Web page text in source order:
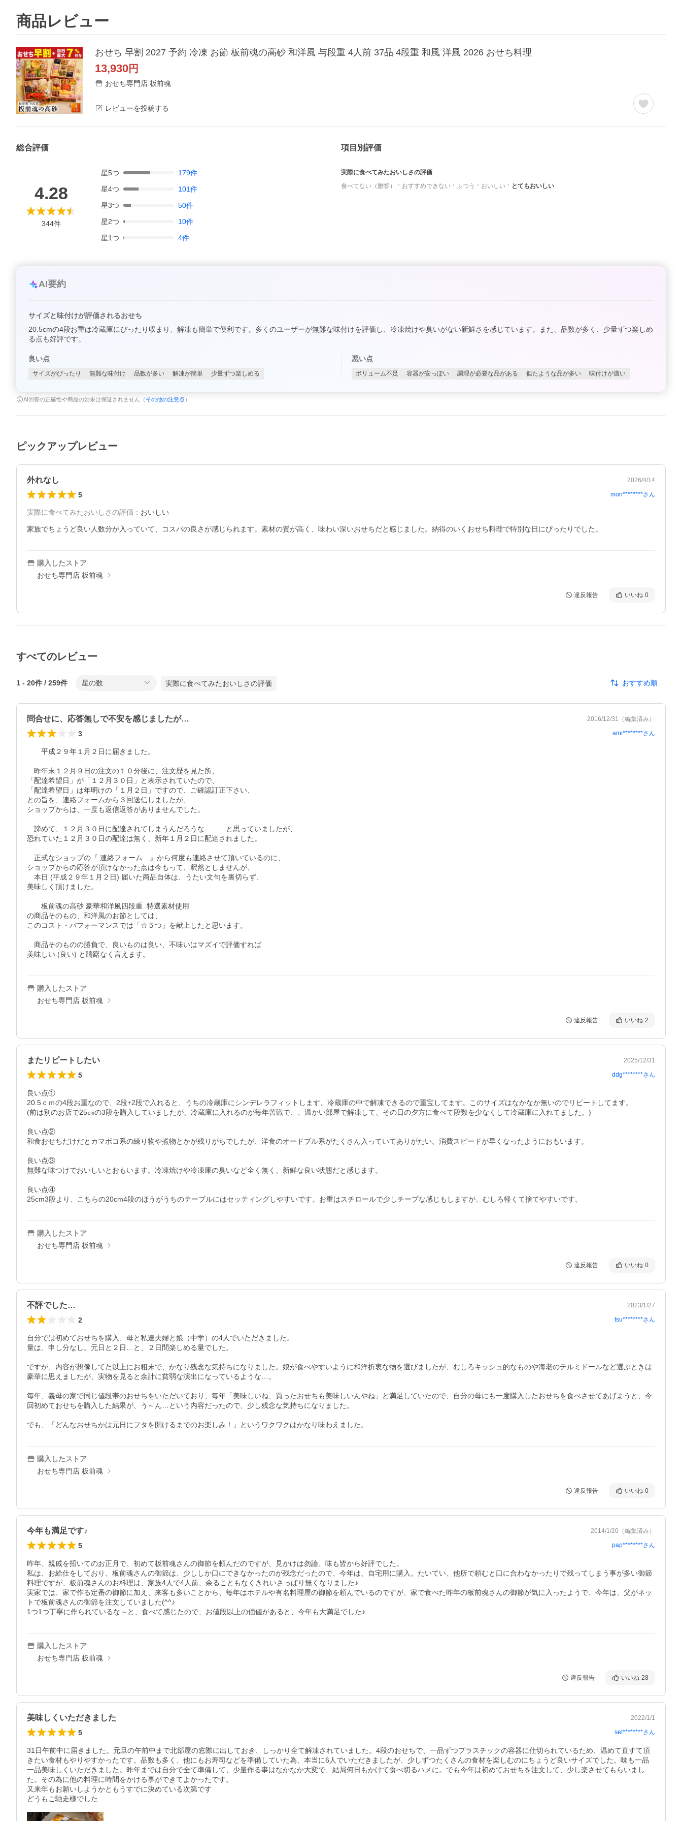
商品レビュー
おせち 早割 2027 予約 冷凍 お節 板前魂の高砂 和洋風 与段重 4人前 37品 4段重 和風 洋風 2026 おせち料理
13,930円
おせち専門店 板前魂
レビューを投稿する
総合評価
4.28
344件
星5つ 179件
星4つ 101件
星3つ 50件
星2つ 10件
星1つ 4件
項目別評価
実際に食べてみたおいしさの評価
食べてない（贈答）
おすすめできない ふつう おいしい とてもおいしい
AI要約
サイズと味付けが評価されるおせち
20.5cmの4段お重は冷蔵庫にぴったり収まり、解凍も簡単で便利です。多くのユーザーが無難な味付けを評価し、冷凍焼けや臭いがない新鮮さを感じています。また、品数が多く、少量ずつ楽しめ
る点も好評です。
良い点
サイズがぴったり 無難な味付け 品数が多い 解凍が簡単 少量ずつ楽しめる
悪い点
ボリューム不足 容器が安っぽい 調理が必要な品がある 似たような品が多い 味付けが濃い
AI回答の正確性や商品の効果は保証されません（ その他の注意点 ）
ピックアップレビュー
外れなし 2026/4/14
5 mon********さん
実際に食べてみたおいしさの評価 ： おいしい
購入したストア
おせち専門店 板前魂
違反報告 いいね 0
すべてのレビュー
1 - 20件 / 259件 星の数 実際に食べてみたおいしさの評価 おすすめ順
問合せに、応答無しで不安を感じましたが… 2016/12/31 （編集済み）
3 ami********さん
平成２９年１月２日に届きました。
昨年末１２月９日の注文の１０分後に、注文歴を見た所、
「配達希望日」が「１２月３０日」と表示されていたので、
「配達希望日」は年明けの「１月２日」ですので、ご確認訂正下さい、
との旨を、連絡フォームから３回送信しましたが、
ショップからは、一度も返信返答がありませんでした。
諦めて、１２月３０日に配達されてしまうんだろうな………と思っていましたが、
恐れていた１２月３０日の配達は無く、新年１月２日に配達されました。
正式なショップの『 連絡フォーム　』から何度も連絡させて頂いているのに、
ショップからの応答が頂けなかった点は今もって、釈然としませんが、
本日 (平成２９年１月２日) 届いた商品自体は、うたい文句を裏切らず、
美味しく頂けました。
板前魂の高砂 豪華和洋風四段重  特選素材使用
の商品そのもの、和洋風のお節としては、
このコスト・パフォーマンスでは「☆５つ」を献上したと思います。
商品そのものの勝負で、良いものは良い、不味いはマズイで評価すれば
美味しい (良い) と躊躇なく言えます。
購入したストア
おせち専門店 板前魂
違反報告 いいね 2
またリピートしたい 2025/12/31
5 ddg********さん
良い点①
20.5ｃｍの4段お重なので、2段+2段で入れると、うちの冷蔵庫にシンデレラフィットします。冷蔵庫の中で解凍できるので重宝してます。このサイズはなかなか無いのでリピートしてます。
(前は別のお店で25㎝の3段を購入していましたが、冷蔵庫に入れるのが毎年苦戦で、、温かい部屋で解凍して、その日の夕方に食べて段数を少なくして冷蔵庫に入れてました。)
良い点②
和食おせちだけだとカマボコ系の練り物や煮物とかが残りがちでしたが、洋食のオードブル系がたくさん入っていてありがたい。消費スピードが早くなったようにおもいます。
良い点③
無難な味つけでおいしいとおもいます。冷凍焼けや冷凍庫の臭いなど全く無く、新鮮な良い状態だと感じます。
良い点④
25cm3段より、こちらの20cm4段のほうがうちのテーブルにはセッティングしやすいです。お重はスチロールで少しチープな感じもしますが、むしろ軽くて捨てやすいです。
購入したストア
おせち専門店 板前魂
違反報告 いいね 0
不評でした… 2023/1/27
2 tsu********さん
自分では初めておせちを購入、母と私達夫婦と娘（中学）の4人でいただきました。
量は、申し分なし。元日と２日…と、２日間楽しめる量でした。
ですが、内容が想像してた以上にお粗末で、かなり残念な気持ちになりました。娘が食べやすいように和洋折衷な物を選びましたが、むしろキッシュ的なものや海老のテルミドールなど選ぶときは
豪華に思えましたが、実物を見ると余計に貧弱な演出になっているような…。
毎年、義母の家で同じ値段帯のおせちをいただいており、毎年「美味しいね、買ったおせちも美味しいんやね」と満足していたので、自分の母にも一度購入したおせちを食べさせてあげようと、今
回初めておせちを購入した結果が、う～ん…という内容だったので、少し残念な気持ちになりました。
でも、「どんなおせちかは元日にフタを開けるまでのお楽しみ！」というワクワクはかなり味わえました。
購入したストア
おせち専門店 板前魂
違反報告 いいね 0
今年も満足です♪ 2014/1/20 （編集済み）
5 pap********さん
昨年、親戚を招いてのお正月で、初めて板前魂さんの御節を頼んだのですが、見かけは勿論、味も皆から好評でした。
私は、お給仕をしており、板前魂さんの御節は、少ししか口にできなかったのが残念だったので、今年は、自宅用に購入。たいてい、他所で頼むと口に合わなかったりで残ってしまう事が多い御節
料理ですが、板前魂さんのお料理は、家族4人で4人前、余ることもなくきれいさっぱり無くなりました♪
実家では、家で作る定番の御節に加え、来客も多いことから、毎年はホテルや有名料理屋の御節を頼んでいるのですが、家で食べた昨年の板前魂さんの御節が気に入ったようで、今年は、父がネッ
トで板前魂さんの御節を注文していました(^^♪
1つ1つ丁寧に作られているな～と、食べて感じたので、お値段以上の価値があると、今年も大満足でした♪
購入したストア
おせち専門店 板前魂
違反報告 いいね 28
美味しくいただきました 2022/1/1
5 set********さん
31日午前中に届きました。元旦の午前中まで北部屋の窓際に出しておき、しっかり全て解凍されていました。4段のおせちで、一品ずつプラスチックの容器に仕切られているため、温めて直すて頂
きたい食材もやりやすかったです。品数も多く、他にもお寿司などを準備していた為、本当に6人でいただきましたが、少しずつたくさんの食材を楽しむのにちょうど良いサイズでした。味も一品
一品美味しくいただきました。昨年までは自分で全て準備して、少量作る事はなかなか大変で、結局何日もかけて食べ切るハメに。でも今年は初めておせちを注文して、少し楽させてもらいまし
た。その為に他の料理に時間をかける事ができてよかったです。
又来年もお願いしようかともうすでに決めている次第です
どうもご馳走様でした